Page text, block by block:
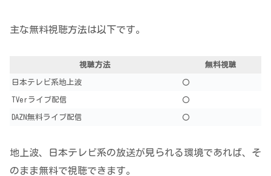
主な無料視聴方法は以下です。
視聴方法 無料視聴
日本テレビ系地上波 〇
TVerライブ配信 〇
DAZN無料ライブ配信 〇
地上波、日本テレビ系の放送が見られる環境であれば、そ
のまま無料で視聴できます。